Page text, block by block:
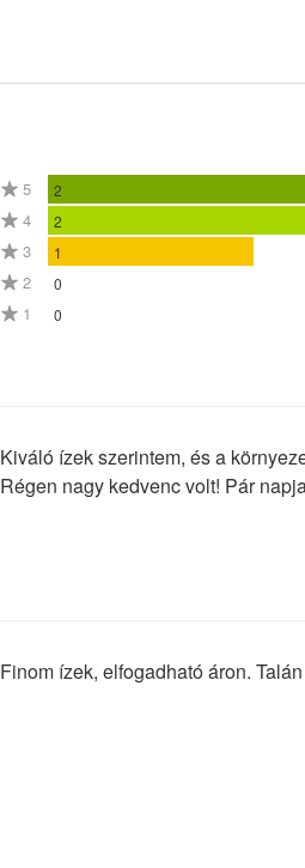
5 2
4 2
3 1
2 0
1 0
Kiváló ízek szerintem, és a
Régen nagy kedvenc volt! Pár
Finom ízek, elfogadható áron.